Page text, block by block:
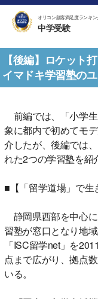
オリコン顧客満足度ランキン
中学受験
【後編】ロケット
イマドキ学習塾の
前編では、「小学
象に都内で初めてモ
介したが、後編では
れた2つの学習塾を紹
■【「留学道場」で生
静岡県西部を中心
習塾が窓口となり地
「ISC留学net」を
点まで広がり、拠点
いる。